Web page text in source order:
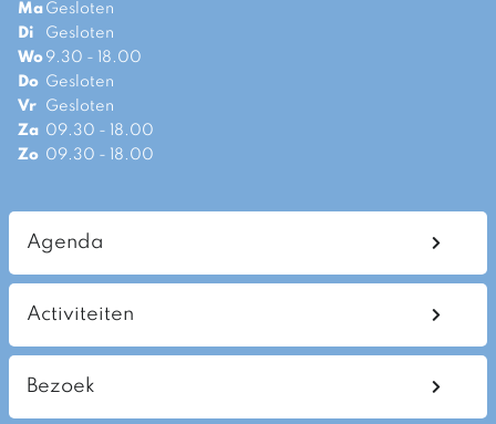
Ma Gesloten
Di
Gesloten
Wo 9.30 - 18.00
Do Gesloten
Vr
Gesloten
Za 09.30 - 18.00
Zo 09.30 - 18.00
Agenda
Activiteiten
Bezoek